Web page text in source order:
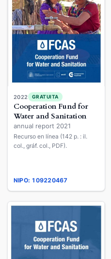
2022 GRATUITA
Cooperation Fund for
Water and Sanitation
annual report 2021
Recurso en línea (142 p. : il.
col., gráf. col., PDF).
NIPO: 109220467